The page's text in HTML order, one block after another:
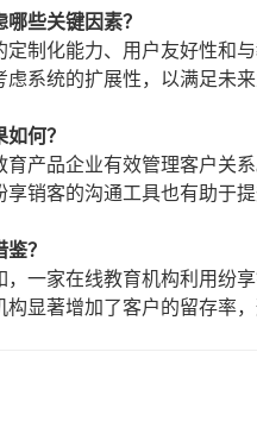
些关键因素？
制化能力、用户友好性和
系统的扩展性，以满足未来
何？
产品企业有效管理客户关
销客的沟通工具也有助于提
？
一家在线教育机构利用纷
显著增加了客户的留存率